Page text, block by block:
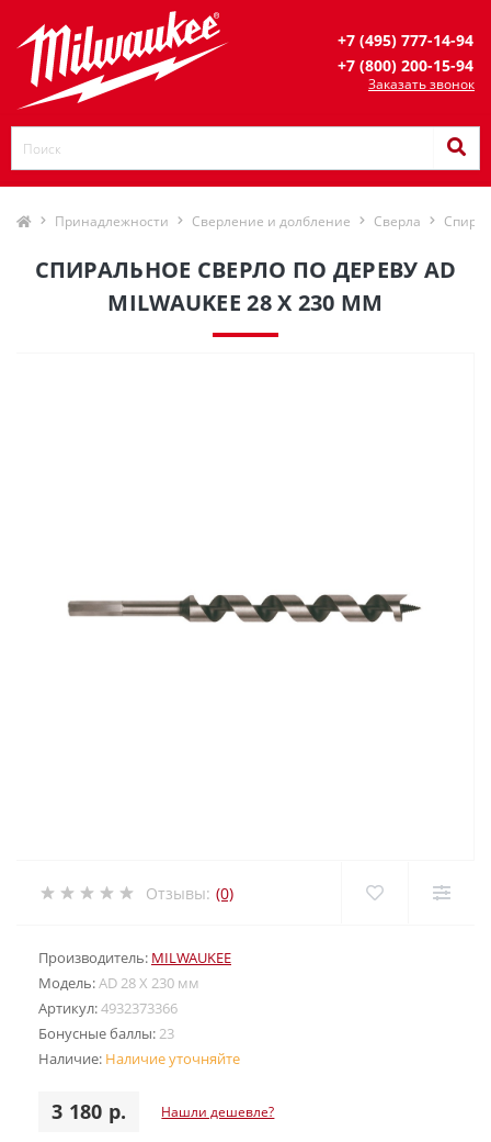
+7 (495) 777-14-94
+7 (800) 200-15-94
Заказать звонок
Принадлежности Сверление и долбление Сверла
СПИРАЛЬНОЕ СВЕРЛО ПО ДЕРЕВУ AD
MILWAUKEE 28 X 230 ММ
Отзывы: (0)
Производитель: MILWAUKEE
Модель:AD 28 X 230 мм
Артикул:4932373366
Бонусные баллы:23
Наличие: Наличие уточняйте
3 180 р. Нашли дешевле?